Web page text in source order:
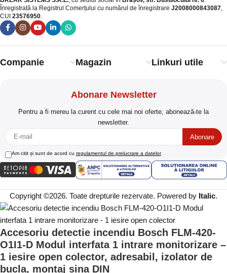
Înregistrată la Registrul Comerțului cu numărul de înregistrare J2008000843087
CUI 23576950
Companie Magazin Linkuri utile
Abonare Newsletter
Pentru a fi mereu la curent cu cele mai noi oferte, abonează-te la
newsletter.
Am citit și sunt de acord cu regulamentul de prelucrare a datelor
Copyright ©2026. Toate drepturile rezervate. Powered by Italic.
Accesoriu detectie incendiu Bosch FLM-420-
O1I1-D Modul interfata 1 intrare monitorizare –
1 iesire open colector, adresabil, izolator de
bucla, montaj sina DIN